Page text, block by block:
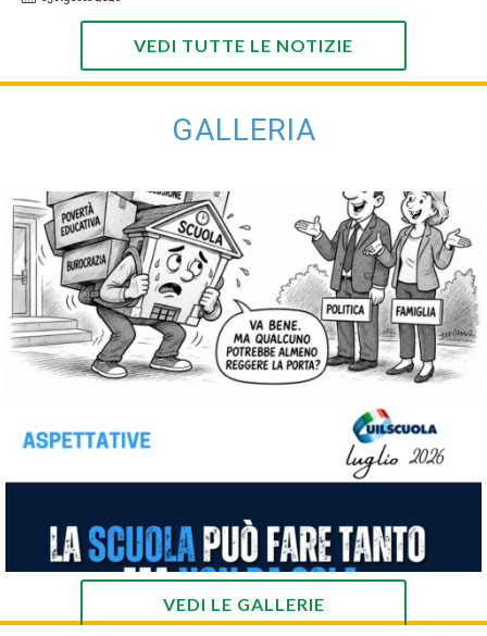
VEDI TUTTE LE NOTIZIE
GALLERIA
VEDI LE GALLERIE